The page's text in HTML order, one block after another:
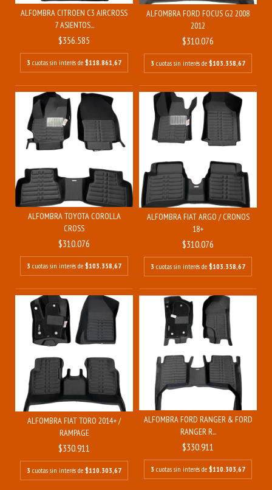
ALFOMBRA CITROEN C3 AIRCROSS
7 ASIENTOS...
$356.585
3 cuotas sin interés de $118.861,67
ALFOMBRA FORD FOCUS G2 2008
2012
$310.076
3 cuotas sin interés de $103.358,67
ALFOMBRA TOYOTA COROLLA
CROSS
$310.076
3 cuotas sin interés de $103.358,67
ALFOMBRA FIAT ARGO / CRONOS
18+
$310.076
3 cuotas sin interés de $103.358,67
ALFOMBRA FIAT TORO 2014+ /
RAMPAGE
$330.911
3 cuotas sin interés de $110.303,67
ALFOMBRA FORD RANGER & FORD
RANGER R...
$330.911
3 cuotas sin interés de $110.303,67